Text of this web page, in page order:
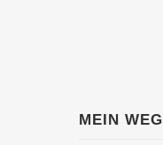
MEIN WEG